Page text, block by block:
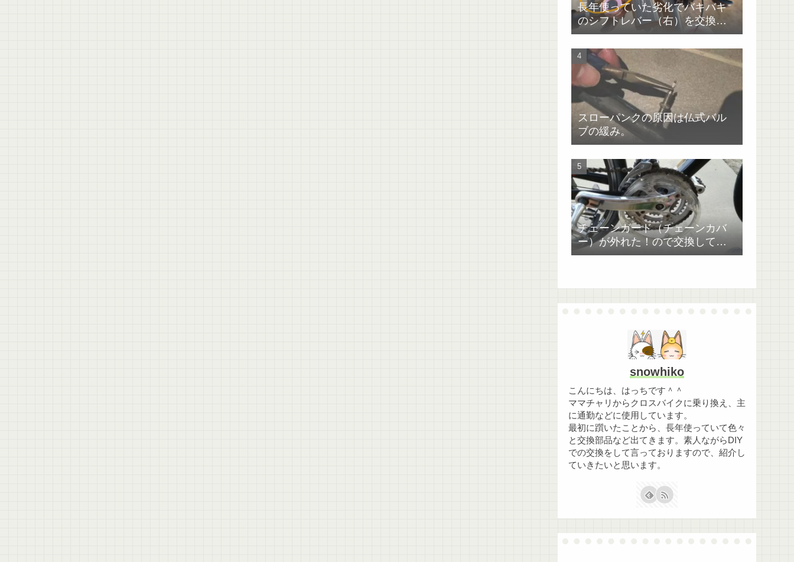
長年使っていた劣化でバキバキ
のシフトレバー（右）を交換
（GIANTエスケープRX4）
スローパンクの原因は仏式バル
ブの緩み。
チェーンガード（チェーンカバ
ー）が外れた！ので交換してみ
た。ジャイアントESCAPE RX4
snowhiko
こんにちは、はっちです＾＾
ママチャリからクロスバイクに乗り換え、主
に通勤などに使用しています。
最初に躓いたことから、長年使っていて色々
と交換部品など出てきます。素人ながらDIY
での交換をして言っておりますので、紹介し
ていきたいと思います。